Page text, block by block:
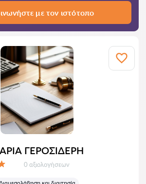
με τον ιστότοπο
ΓΕΡΟΣΙΔΕΡΗ
Αξιολογήσεις:
0 αξιολογήσεων